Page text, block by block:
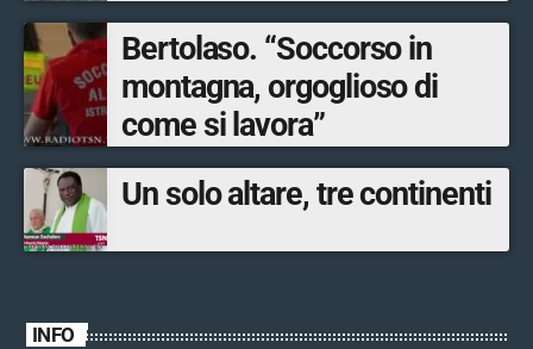
Bertolaso. “Soccorso in
montagna, orgoglioso di
come si lavora”
Un solo altare, tre continenti
INFO